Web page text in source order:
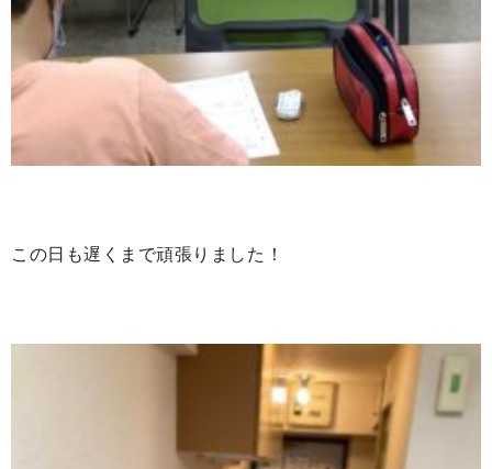
この日も遅くまで頑張りました！